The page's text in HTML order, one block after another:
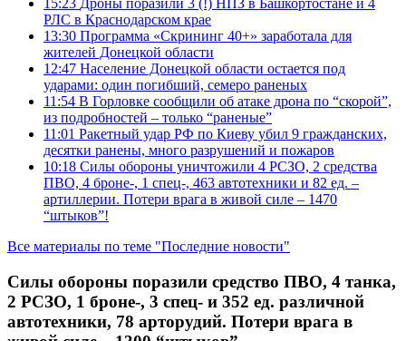
РЛС в Краснодарском крае
13:30 Программа «Скрининг 40+» заработала для
жителей Донецкой области
12:47 Население Донецкой области остается под
ударами: один погибший, семеро раненых
11:54 В Горловке сообщили об атаке дрона по “скорой”,
из подробностей – только “раненые”
11:01 Ракетный удар РФ по Киеву убил 9 гражданских,
десятки ранены, много разрушений и пожаров
10:18 Силы обороны уничтожили 4 РСЗО, 2 средства
ПВО, 4 броне-, 1 спец-, 463 автотехники и 82 ед. –
артиллерии. Потери врага в живой силе – 1470
“штыков”!
Все материалы по теме "Последние новости"
Силы обороны поразили средство ПВО, 4 танка,
2 РСЗО, 1 броне-, 3 спец- и 352 ед. различной
автотехники, 78 арторудий. Потери врага в